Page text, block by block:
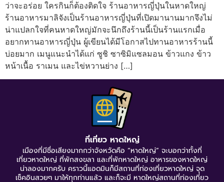
ว่าจะอร่อย ใครกินก็ต้องติดใจ ร้านอาหารญี่ปุ่นในหาดใหญ่
ร้านอาหารมาลิจังเป็นร้านอาหารญี่ปุ่นที่เปิดมานานมากจึงไม่
น่าแปลกใจที่คนหาดใหญ่มักจะนึกถึงร้านนี้เป็นร้านแรกเมื่อ
อยากทานอาหารญี่ปุ่น ผู้เขียนได้มีโอกาสไปทานอาหารร้านนี้
บ่อยมาก เมนูแนะนำได้แก่ ซูชิ ซาซิมิแซลมอน ข้าวแกง ข้าว
หน้าเนื้อ ราเมน และไข่หวานย่าง […]
ที่เที่ยว หาดใหญ่
เมืองที่มีชื่อเสียงมากกว่าจังหวัดคือ “หาดใหญ่” จะบอกว่าทั้งที่
เที่ยวหาดใหญ่ ที่พักสงขลา และที่พักหาดใหญ่ อาหารของหาดใหญ่
น่าลองมากครับ คราวนี้แอดมินก็มีสถานที่ท่องเที่ยวหาดใหญ่ จุด
เช็คอินสวยๆ มาให้ทุกท่านแล้ว และก็จะมี หาดใหญ่สถานที่ท่องเที่ยว